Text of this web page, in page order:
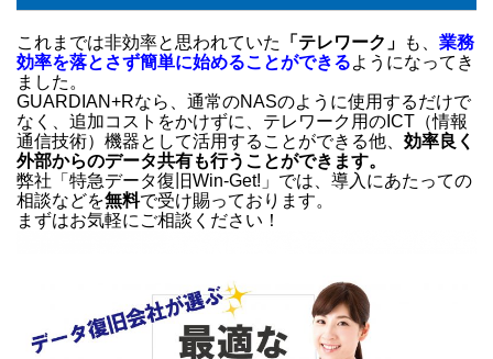
これまでは非効率と思われていた 「テレワーク」 も、 業務
効率を落とさず簡単に始めることができるようになってき
ました。
GUARDIAN+Rなら、通常のNASのように使用するだけで
なく、追加コストをかけずに、テレワーク用のICT（情報
通信技術）機器として活用することができる他、 効率良く
外部からのデータ共有も行うことができます。
弊社「特急データ復旧Win-Get!」では、導入にあたっての
相談などを無料で受け賜っております。
まずはお気軽にご相談ください！